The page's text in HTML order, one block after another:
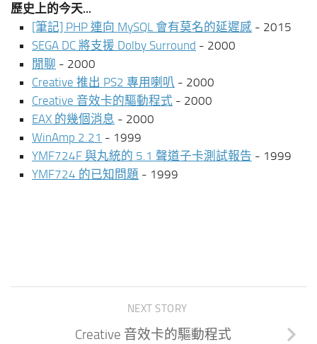
歷史上的今天...
[筆記] PHP 連向 MySQL 會有莫名的延遲感 - 2015
SEGA DC 將支援 Dolby Surround - 2000
閒聊 - 2000
Creative 推出 PS2 專用喇叭 - 2000
Creative 音效卡的驅動程式 - 2000
EAX 的幾個消息 - 2000
WinAmp 2.21 - 1999
YMF724F 與丸統的 5.1 聲道子卡測試報告 - 1999
YMF724 的已知問題 - 1999
NEXT STORY
Creative 音效卡的驅動程式